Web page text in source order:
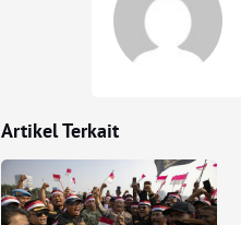
Artikel Terkait